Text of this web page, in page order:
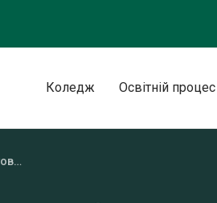
Коледж Освітній процес
Розмір плати за навчання, підготовку, підвищення кваліфікації здобувачів освіти